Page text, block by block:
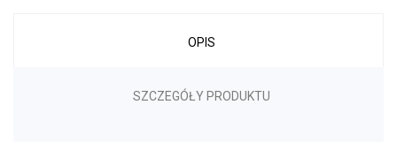
OPIS
SZCZEGÓŁY PRODUKTU